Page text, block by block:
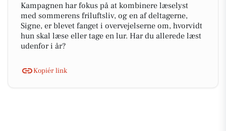
Kampagnen har fokus på at kombinere læselyst
med sommerens friluftsliv, og en af deltagerne,
Signe, er blevet fanget i overvejelserne om, hvorvidt
hun skal læse eller tage en lur. Har du allerede læst
udenfor i år?
Kopiér link